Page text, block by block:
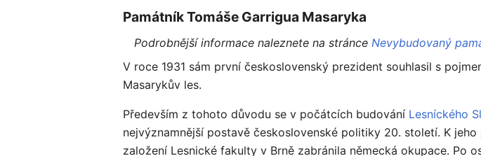
Památník Tomáše Garrigua Masaryka
Podrobnější informace naleznete na stránceNevybudovaný
V roce 1931 sám první československý prezident souhlasil s
Masarykův les.
Především z tohoto důvodu se v počátcích budování Lesníckého
nejvýznamnější postavě československé politiky 20. století. K
založení Lesnické fakulty v Brně zabránila německá okupace. Po